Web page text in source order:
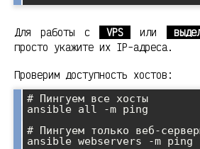
Для работы с VPS или
просто укажите их IP-адреса.
Проверим доступность хостов:
# Пингуем все хосты
ansible all -m ping
# Пингуем только веб-
ansible webservers -m ping